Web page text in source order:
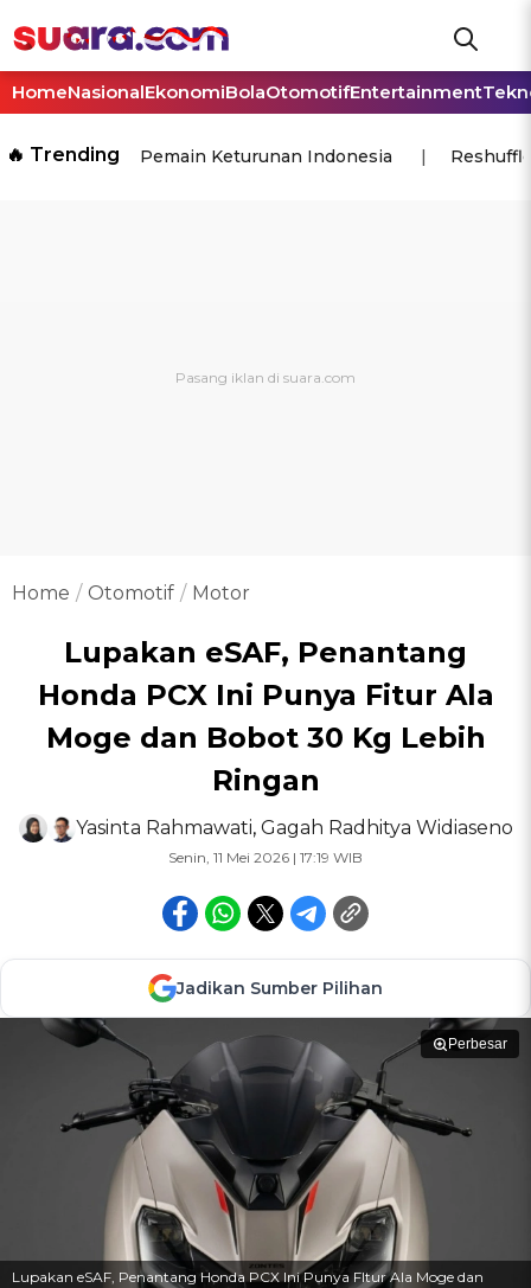
HomeNasionalEkonomiBolaOtomotifEntertainment
🔥 Trending Pemain Keturunan Indonesia
Home Otomotif Motor
Lupakan eSAF, Penantang
Honda PCX Ini Punya Fitur Ala
Moge dan Bobot 30 Kg Lebih
Ringan
Yasinta Rahmawati, Gagah Radhitya Widiaseno
Senin, 11 Mei 2026 | 17:19 WIB
Jadikan Sumber Pilihan
Perbesar
Lupakan eSAF, Penantang Honda PCX Ini Punya FItur Ala Moge dan